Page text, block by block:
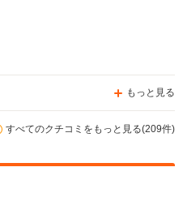
もっと見る
すべてのクチコミをもっと見る(209件)